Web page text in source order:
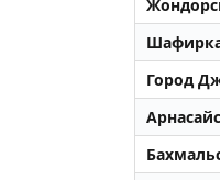
Город